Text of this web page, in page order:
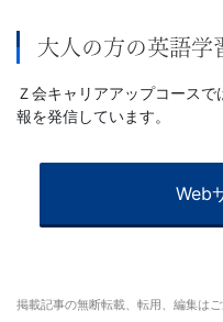
大人の方の英語学
Ｚ会キャリアアップコース
報を発信しています。
Web
掲載記事の無断転載、転用、編集はご